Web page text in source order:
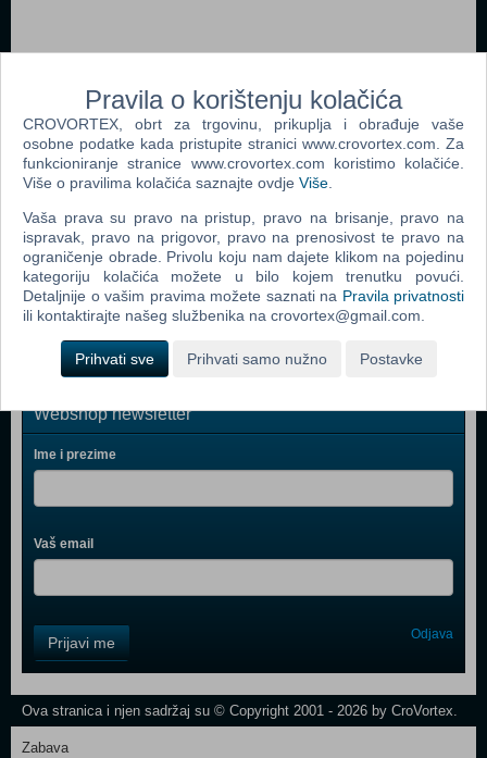
The Sims 2 (PC)
Grand Theft Auto San Andreas (PC)
Grand Theft Auto Vice City (PC)
Call Of Duty 2 (PC)
Grand Theft Auto IV (PC)
Call Of Duty 4 Modern Warfare (PC)
Webshop newsletter
Ime i prezime
Vaš email
Field
One
Newsletter
Prijavi me Odjava
Ova stranica i njen sadržaj su © Copyright 2001 - 2026 by CroVortex.
Zabava
Pravila o korištenju kolačića
CROVORTEX, obrt za trgovinu, prikuplja i obrađuje vaše
osobne podatke kada pristupite stranici www.crovortex.com. Za
funkcioniranje stranice www.crovortex.com koristimo kolačiće.
Više o pravilima kolačića saznajte ovdje Više
Vaša prava su pravo na pristup, pravo na brisanje, pravo na
ispravak, pravo na prigovor, pravo na prenosivost te pravo na
ograničenje obrade. Privolu koju nam dajete klikom na pojedinu
kategoriju kolačića možete u bilo kojem trenutku povući.
Detaljnije o vašim pravima možete saznati na Pravila privatnosti
ili kontaktirajte našeg službenika na crovortex@gmail.com.
Prihvati sve Prihvati samo nužno Postavke